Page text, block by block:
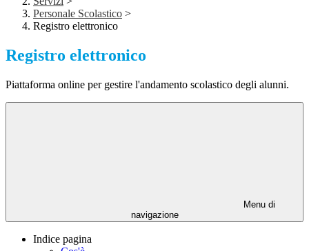
Personale Scolastico >
Registro elettronico
Registro elettronico
Piattaforma online per gestire l'andamento scolastico degli alunni.
Menu di
navigazione
Indice pagina